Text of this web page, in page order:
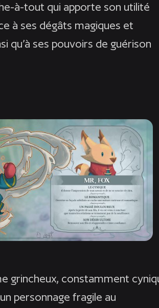
à-tout qui apporte son utilité
à ses dégâts magiques et
qu’à ses pouvoirs de guérison
grincheux, constamment
personnage fragile au